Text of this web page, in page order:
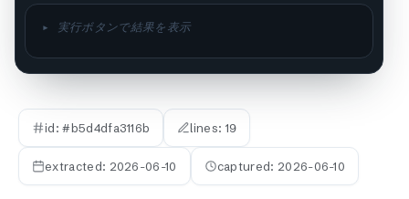
▸ 実行ボタンで結果を表示
id: #b5d4dfa3116b lines: 19
extracted: 2026-06-10 captured: 2026-06-10